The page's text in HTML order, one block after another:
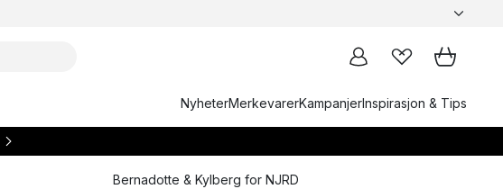
NyheterMerkevarerKampanjerInspirasjon & Tips
Bernadotte & Kylberg for NJRD